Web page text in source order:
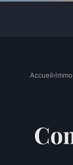
Accueil›